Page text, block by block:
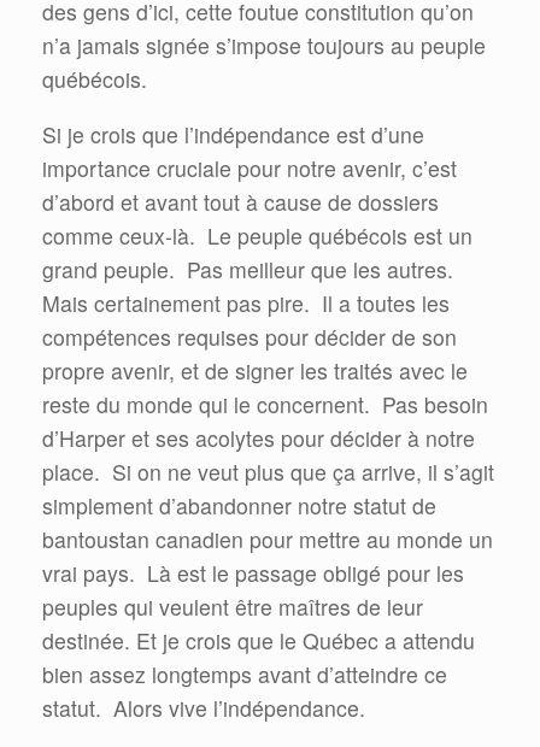
des gens d’ici, cette foutue constitution qu’on
n’a jamais signée s’impose toujours au peuple
québécois.
Si je crois que l’indépendance est d’une
importance cruciale pour notre avenir, c’est
d’abord et avant tout à cause de dossiers
comme ceux-là. Le peuple québécois est un
grand peuple. Pas meilleur que les autres.
Mais certainement pas pire. Il a toutes les
compétences requises pour décider de son
propre avenir, et de signer les traités avec le
reste du monde qui le concernent. Pas besoin
d’Harper et ses acolytes pour décider à notre
place. Si on ne veut plus que ça arrive, il s’agit
simplement d’abandonner notre statut de
bantoustan canadien pour mettre au monde un
vrai pays. Là est le passage obligé pour les
peuples qui veulent être maîtres de leur
destinée. Et je crois que le Québec a attendu
bien assez longtemps avant d’atteindre ce
statut. Alors vive l’indépendance.